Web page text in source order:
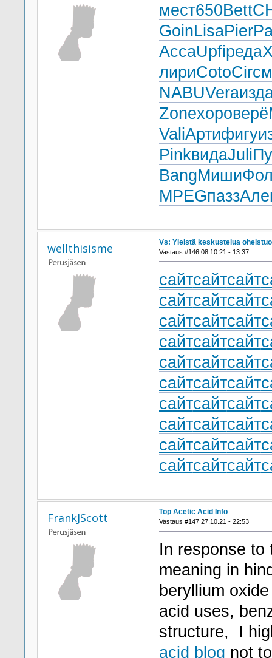
мест650Bett
GoinLisaPier
AccaUpfiреда
лириCotoCirc
NABUVera
Zoneхороверё
ValiАртифигу
PinkвидаJuli
BangМиши
MPEGпазз
wellthisisme Vs: Yleistä keskustelua
Vastaus #146 08.10.21 - 13:37
сайтсайтсайт
сайтсайтсайт
сайтсайтсайт
сайтсайтсайт
сайтсайтсайт
сайтсайтсайт
сайтсайтсайт
сайтсайтсайт
сайтсайтсайт
сайтсайтсайт
FrankJScott Top Acetic Acid Info
Vastaus #147 27.10.21 - 22:53
In response to
meaning in
beryllium
acid uses,
structure, I
acid blog not